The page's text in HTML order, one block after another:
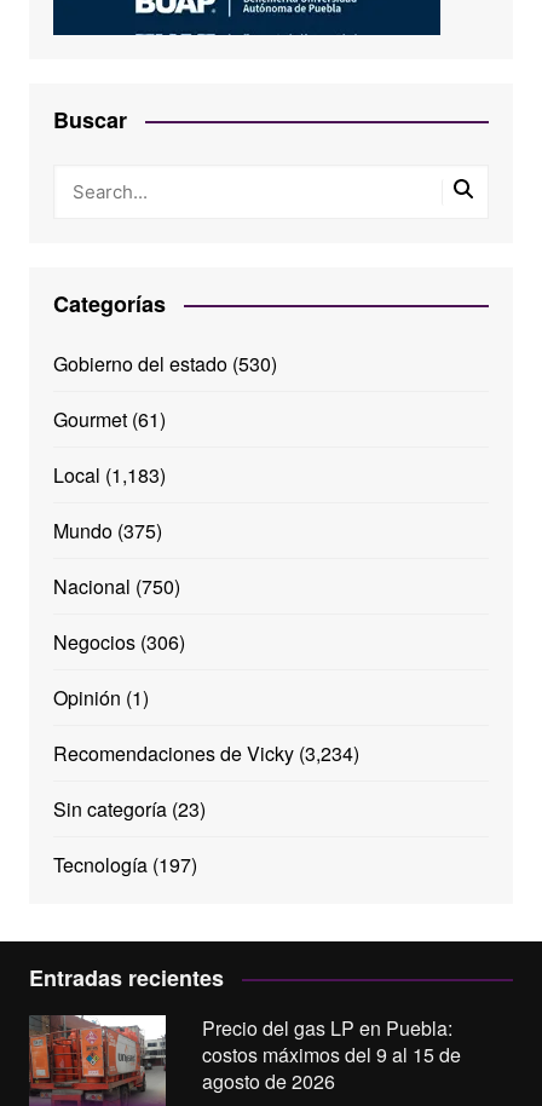
Buscar
Categorías
Gobierno del estado(530)
Gourmet(61)
Local (1,183)
Mundo(375)
Nacional (750)
Negocios(306)
Opinión (1)
Recomendaciones de Vicky(3,234)
Sin categoría(23)
Tecnología(197)
Entradas recientes
Precio del gas LP en Puebla:
costos máximos del 9 al 15 de
agosto de 2026